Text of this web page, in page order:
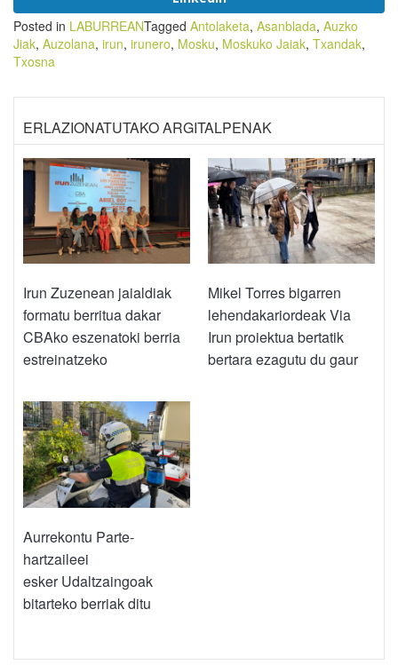
Posted in LABURREANTagged Antolaketa, Asanblada, Auzko
Jiak, Auzolana, irun, irunero, Mosku, Moskuko Jaiak, Txandak,
Txosna
ERLAZIONATUTAKO ARGITALPENAK
Irun Zuzenean jaialdiak
formatu berritua dakar
CBAko eszenatoki berria
estreinatzeko
Mikel Torres bigarren
lehendakariordeak Via
Irun proiektua bertatik
bertara ezagutu du gaur
Aurrekontu Parte-
hartzaileei
esker Udaltzaingoak
bitarteko berriak ditu